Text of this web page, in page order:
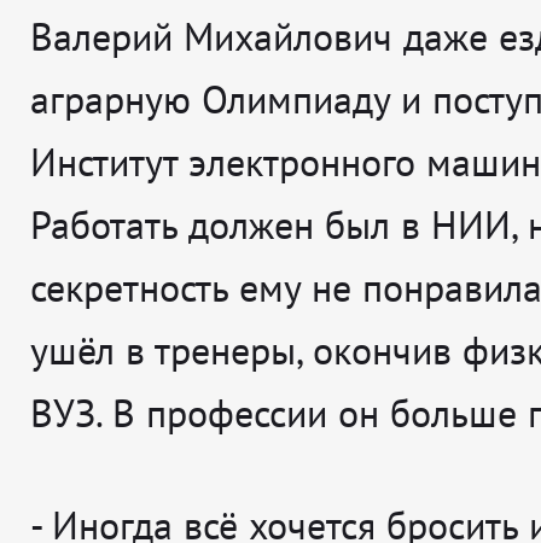
Валерий Михайлович даже
аграрную Олимпиаду и
Институт электронного
Работать должен был в НИИ,
секретность ему не
ушёл в тренеры, окончив
ВУЗ. В профессии он больше
- Иногда всё хочется бросить